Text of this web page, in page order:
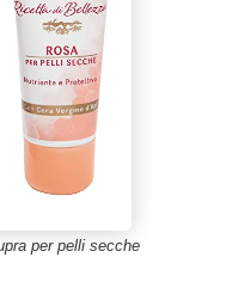
per pelli secche